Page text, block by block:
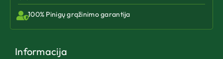
100% Pinigų grąžinimo garantija
Informacija